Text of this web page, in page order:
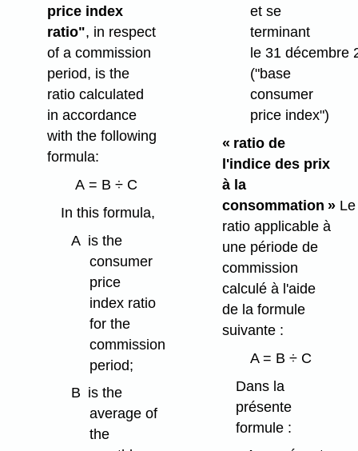
price index
ratio", in respect
of a commission
period, is the
ratio calculated
in accordance
with the following
formula:
A = B ÷ C
In this formula,
A is the
consumer
price
index ratio
for the
commission
period;
B is the
average of
the
et se
terminant
le 31 décembre
("base
consumer
price index")
« ratio de
l'indice des prix
à la
consommation »Le
ratio applicable à
une période de
commission
calculé à l'aide
de la formule
suivante :
A = B ÷ C
Dans la
présente
formule :